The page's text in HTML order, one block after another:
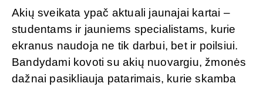
Akių sveikata ypač aktuali jaunajai kartai –
studentams ir jauniems specialistams, kurie
ekranus naudoja ne tik darbui, bet ir poilsiui.
Bandydami kovoti su akių nuovargiu, žmonės
dažnai pasikliauja patarimais, kurie skamba